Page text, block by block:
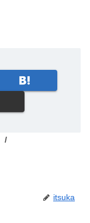
itsuka